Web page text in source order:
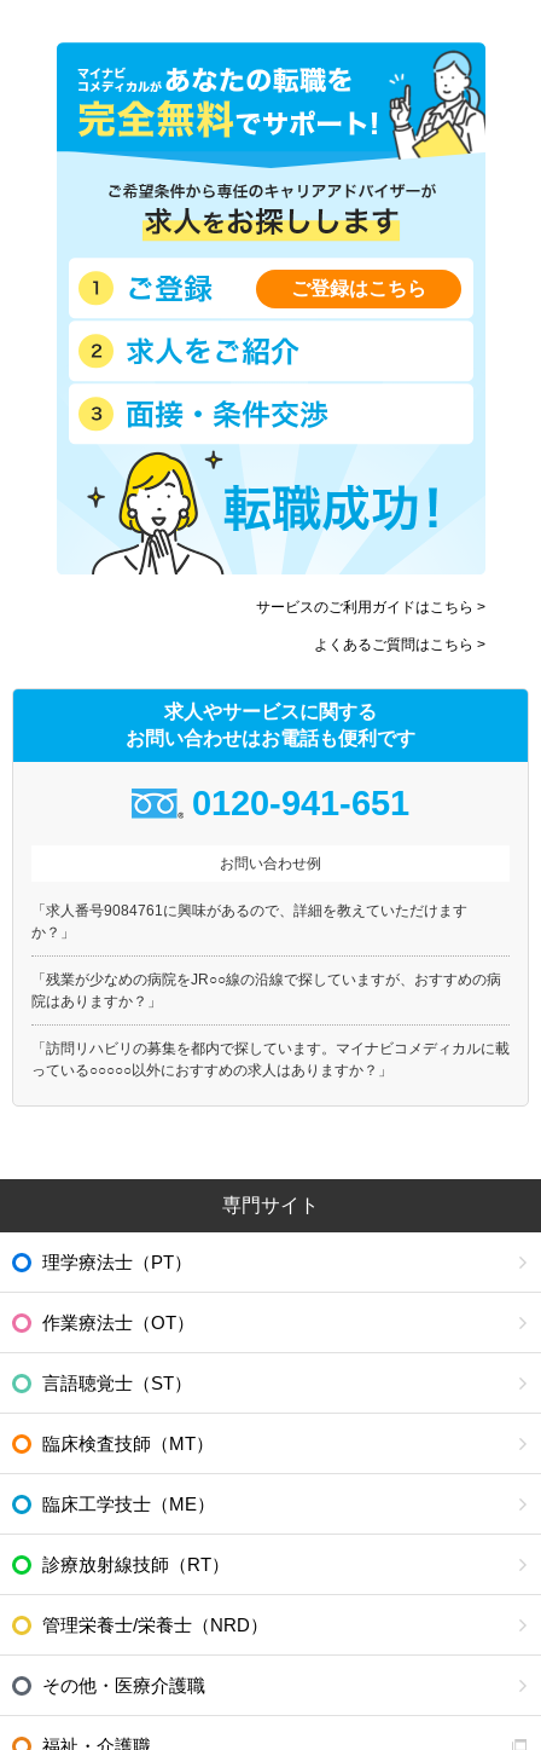
ご登録はこちら
サービスのご利用ガイドはこちら >
よくあるご質問はこちら >
求人やサービスに関する
お問い合わせはお電話も便利です
0120-941-651
お問い合わせ例
「求人番号9084761に興味があるので、詳細を教えていただけます
か？」
「残業が少なめの病院をJR○○線の沿線で探していますが、おすすめの病
院はありますか？」
「訪問リハビリの募集を都内で探しています。マイナビコメディカルに載
っている○○○○○以外におすすめの求人はありますか？」
専門サイト
理学療法士（PT）
作業療法士（OT）
言語聴覚士（ST）
臨床検査技師（MT）
臨床工学技士（ME）
診療放射線技師（RT）
管理栄養士/栄養士（NRD）
その他・医療介護職